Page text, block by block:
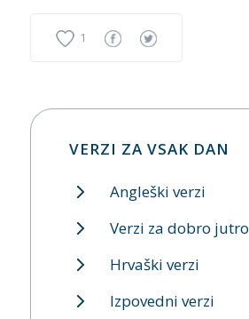
1
VERZI ZA VSAK DAN
Angleški verzi
Verzi za dobro jutro
Hrvaški verzi
Izpovedni verzi